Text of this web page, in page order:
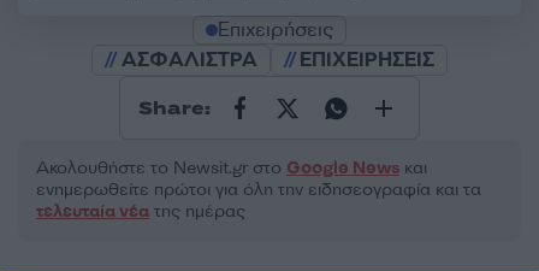
Επιχειρήσεις
ΑΣΦΑΛΙΣΤΡΑ
ΕΠΙΧΕΙΡΗΣΕΙΣ
Share:
Ακολουθήστε το Νewsit.gr στο Google News και
ενημερωθείτε πρώτοι για όλη την ειδησεογραφία και τα
τελευταία νέα της ημέρας